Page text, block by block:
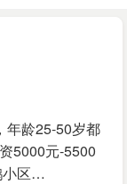
年龄25-50岁都
5000元-5500
小区…